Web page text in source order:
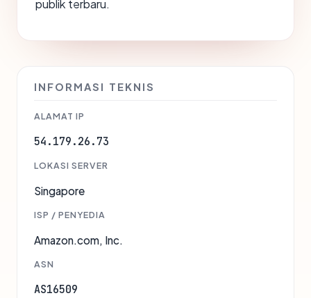
publik terbaru.
INFORMASI TEKNIS
ALAMAT IP
54.179.26.73
LOKASI SERVER
Singapore
ISP / PENYEDIA
Amazon.com, Inc.
ASN
AS16509